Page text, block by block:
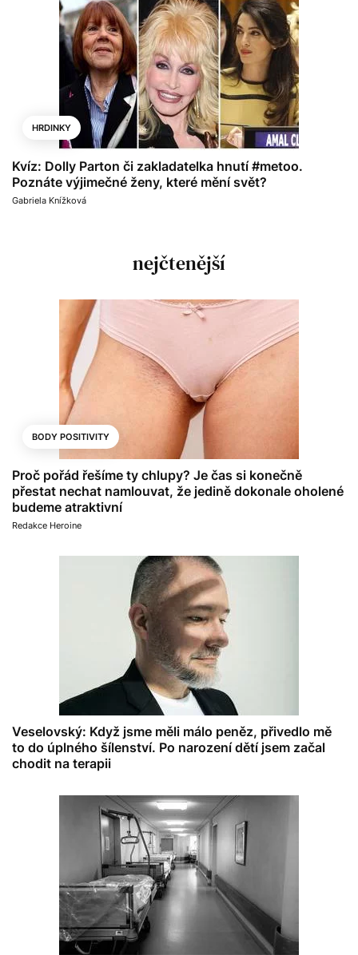
HRDINKY
Kvíz: Dolly Parton či zakladatelka hnutí #metoo.
Poznáte výjimečné ženy, které mění svět?
Gabriela Knížková
nejčtenější
BODY POSITIVITY
Proč pořád řešíme ty chlupy? Je čas si konečně
přestat nechat namlouvat, že jedině dokonale oholené
budeme atraktivní
Redakce Heroine
Veselovský: Když jsme měli málo peněz, přivedlo mě
to do úplného šílenství. Po narození dětí jsem začal
chodit na terapii